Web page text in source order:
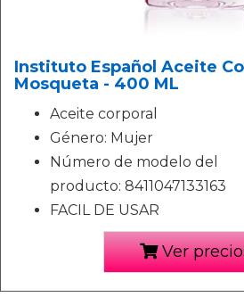
Instituto Español Aceite
Mosqueta - 400 ML
Aceite corporal
Género: Mujer
Número de modelo del
producto: 8411047133163
FACIL DE USAR
Ver